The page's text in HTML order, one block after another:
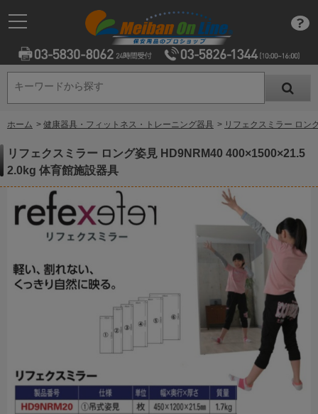
キーワードから探す
キーワードから探す
ホーム > 健康器具・フィットネス・トレーニング器具 > リフェクスミラー ロン
リフェクスミラー ロング姿見 HD9NRM40 400×1500×21.5
2.0kg 体育館施設器具